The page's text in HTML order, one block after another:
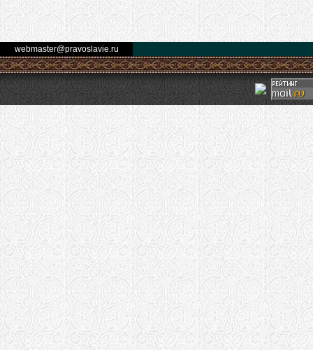
webmaster@pravoslavie.ru